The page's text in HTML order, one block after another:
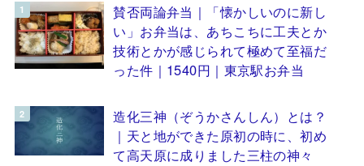
賛否両論弁当｜「懐かしいのに新し
い」お弁当は、あちこちに工夫とか
技術とかが感じられて極めて至福だ
った件｜1540円｜東京駅お弁当
造化三神（ぞうかさんしん）とは？
｜天と地ができた原初の時に、初め
て高天原に成りました三柱の神々